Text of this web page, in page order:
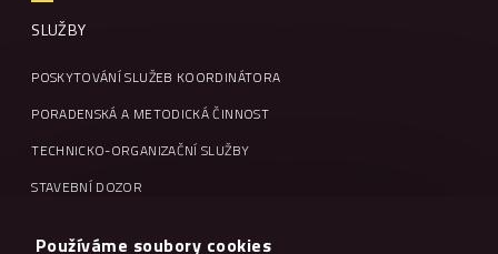
Používáme soubory cookies
SLUŽBY
POSKYTOVÁNÍ SLUŽEB KOORDINÁTORA
PORADENSKÁ A METODICKÁ ČINNOST
TECHNICKO-ORGANIZAČNÍ SLUŽBY
STAVEBNÍ DOZOR